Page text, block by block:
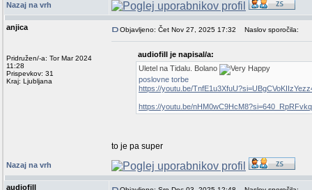
Nazaj na vrh
anjica
Pridružen/-a: Tor Mar 2024
11:28
Prispevkov: 31
Kraj: Ljubljana
Objavljeno: Čet Nov 27, 2025 17:32 Naslov sporočila:
audiofill je napisal/a:
Uletel na Tidalu. Bolano
poslovne torbe
https://youtu.be/
https://youtu.be/
to je pa super
Nazaj na vrh
audiofill